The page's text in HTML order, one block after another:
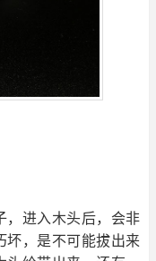
，进入木头后，会非
坏，是不可能拔出来